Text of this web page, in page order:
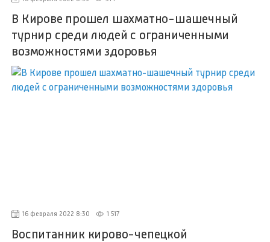
В Кирове прошел шахматно-шашечный
турнир среди людей с ограниченными
возможностями здоровья
16 февраля 2022 8:30 1 517
Воспитанник кирово-чепецкой